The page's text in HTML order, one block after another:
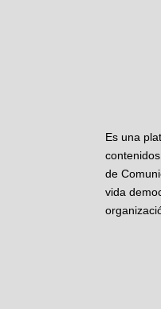
Es una
de
vida